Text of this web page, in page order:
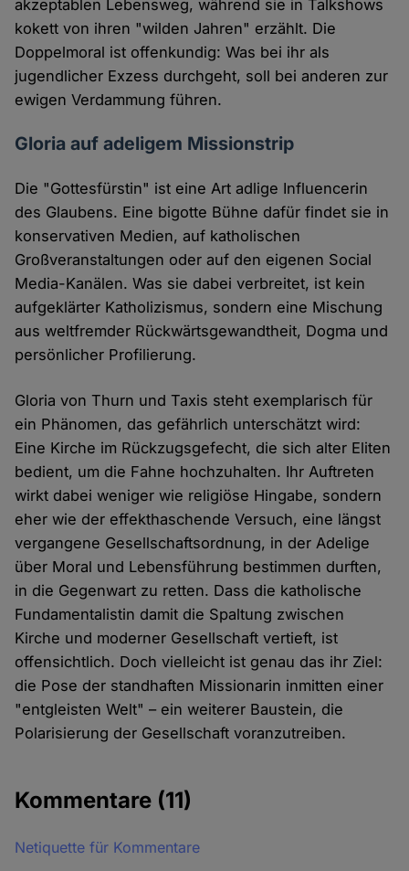
akzeptablen Lebensweg, während sie in Talkshows
kokett von ihren "wilden Jahren" erzählt. Die
Doppelmoral ist offenkundig: Was bei ihr als
jugendlicher Exzess durchgeht, soll bei anderen zur
ewigen Verdammung führen.
Gloria auf adeligem Missionstrip
Die "Gottesfürstin" ist eine Art adlige Influencerin
des Glaubens. Eine bigotte Bühne dafür findet sie in
konservativen Medien, auf katholischen
Großveranstaltungen oder auf den eigenen Social
Media-Kanälen. Was sie dabei verbreitet, ist kein
aufgeklärter Katholizismus, sondern eine Mischung
aus weltfremder Rückwärtsgewandtheit, Dogma und
persönlicher Profilierung.
Gloria von Thurn und Taxis steht exemplarisch für
ein Phänomen, das gefährlich unterschätzt wird:
Eine Kirche im Rückzugsgefecht, die sich alter Eliten
bedient, um die Fahne hochzuhalten. Ihr Auftreten
wirkt dabei weniger wie religiöse Hingabe, sondern
eher wie der effekthaschende Versuch, eine längst
vergangene Gesellschaftsordnung, in der Adelige
über Moral und Lebensführung bestimmen durften,
in die Gegenwart zu retten. Dass die katholische
Fundamentalistin damit die Spaltung zwischen
Kirche und moderner Gesellschaft vertieft, ist
offensichtlich. Doch vielleicht ist genau das ihr Ziel:
die Pose der standhaften Missionarin inmitten einer
"entgleisten Welt" – ein weiterer Baustein, die
Polarisierung der Gesellschaft voranzutreiben.
Kommentare (11)
Netiquette für Kommentare